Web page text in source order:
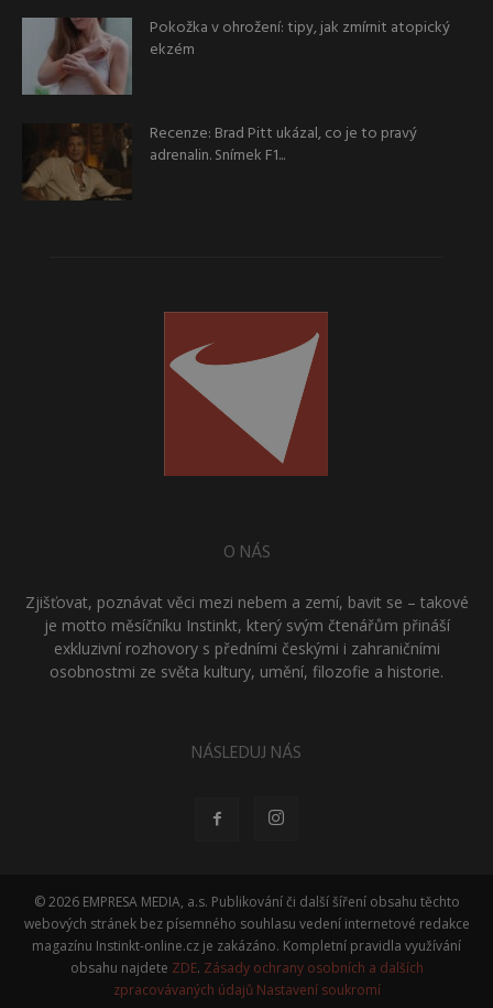
Pokožka v ohrožení: tipy, jak zmírnit atopický
ekzém
Recenze: Brad Pitt ukázal, co je to pravý
adrenalin. Snímek F1...
O NÁS
Zjišťovat, poznávat věci mezi nebem a zemí, bavit se – takové
je motto měsíčníku Instinkt, který svým čtenářům přináší
exkluzivní rozhovory s předními českými i zahraničními
osobnostmi ze světa kultury, umění, filozofie a historie.
NÁSLEDUJ NÁS
© 2026 EMPRESA MEDIA, a.s. Publikování či další šíření obsahu těchto
webových stránek bez písemného souhlasu vedení internetové redakce
magazínu Instinkt-online.cz je zakázáno. Kompletní pravidla využívání
obsahu najdete ZDE. Zásady ochrany osobních a dalších
zpracovávaných údajů Nastavení soukromí